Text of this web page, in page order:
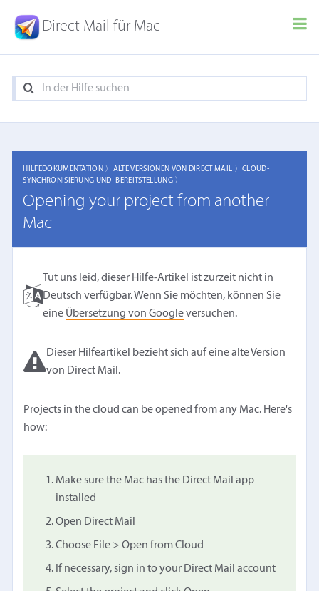
Direct Mail für Mac
HILFEDOKUMENTATION 〉 ALTE VERSIONEN VON DIRECT MAIL 〉 CLOUD-
SYNCHRONISIERUNG UND -BEREITSTELLUNG 〉
Opening your project from another
Mac
Tut uns leid, dieser Hilfe-Artikel ist zurzeit nicht in
Deutsch verfügbar. Wenn Sie möchten, können Sie
eine Übersetzung von Googleversuchen.
Dieser Hilfeartikel bezieht sich auf eine alte Version
von Direct Mail.
Projects in the cloud can be opened from any Mac. Here's
how:
Make sure the Mac has the Direct Mail app
installed
Open Direct Mail
Choose File > Open from Cloud
If necessary, sign in to your Direct Mail account